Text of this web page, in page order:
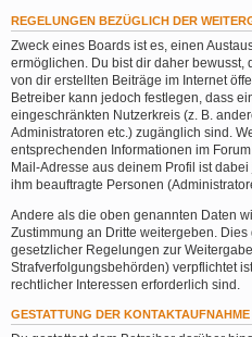
REGELUNGEN BEZÜGLICH DER
Zweck eines Boards ist es, einen
ermöglichen. Du bist dir daher bewusst,
von dir erstellten Beiträge im Internet
Betreiber kann jedoch festlegen, dass
eingeschränkten Nutzerkreis (z. B.
Administratoren etc.) zugänglich sind.
entsprechenden Informationen im
Mail-Adresse aus deinem Profil ist
ihm beauftragte Personen
Andere als die oben genannten Daten
Zustimmung an Dritte weitergeben.
gesetzlicher Regelungen zur
Strafverfolgungsbehörden) verpflichtet
rechtlicher Interessen erforderlich sind.
GESTATTUNG DER KONTAKTAUFNAHME